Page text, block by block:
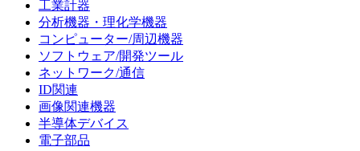
工業計器
分析機器・理化学機器
コンピューター/周辺機器
ソフトウェア/開発ツール
ネットワーク/通信
ID関連
画像関連機器
半導体デバイス
電子部品